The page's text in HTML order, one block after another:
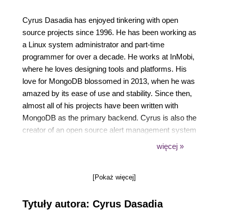
Cyrus Dasadia has enjoyed tinkering with open
source projects since 1996. He has been working as
a Linux system administrator and part-time
programmer for over a decade. He works at InMobi,
where he loves designing tools and platforms. His
love for MongoDB blossomed in 2013, when he was
amazed by its ease of use and stability. Since then,
almost all of his projects have been written with
MongoDB as the primary backend. Cyrus is also the
creator of an open source alert management system
called CitoEngine. His spare time is devoted to
by watching reruns of Monty Python.
więcej »
[Pokaż więcej]
Tytuły autora: Cyrus Dasadia